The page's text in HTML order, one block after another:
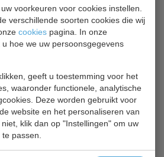
voorkeuren voor cookies instellen.
verschillende soorten cookies die wij
cookies pagina. In onze
u hoe we uw persoonsgegevens
geeft u toestemming voor het
waaronder functionele, analytische
Deze worden gebruikt voor
website en het personaliseren van
klik dan op "Instellingen" om uw
passen.
Combisteel 7455.1300
Barkoeling
€ 540,00 € 378,00
Barkoeling bekijken